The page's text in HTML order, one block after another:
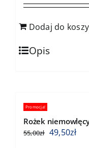
Dodaj do
Opis
Promocja!
Rożek
55,00zł 49,50zł